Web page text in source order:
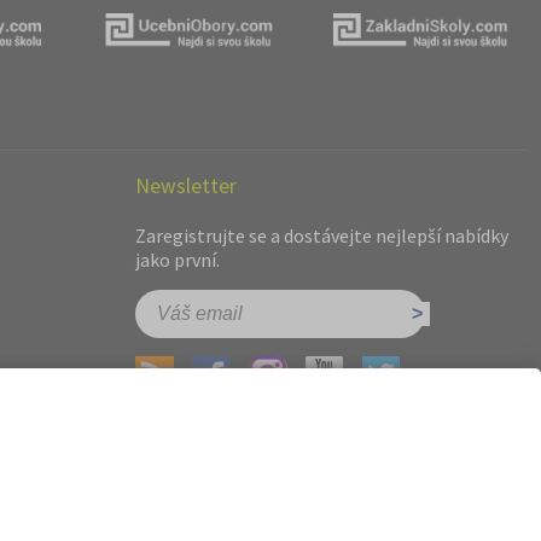
Newsletter
Zaregistrujte se a dostávejte nejlepší nabídky
jako první.